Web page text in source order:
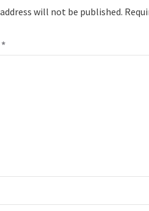
will not be published.
*